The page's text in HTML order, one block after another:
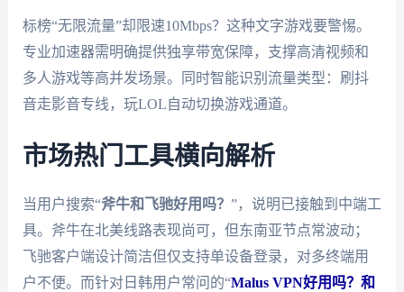
标榜“无限流量”却限速10Mbps？这种文字游戏要警惕。
专业加速器需明确提供独享带宽保障，支撑高清视频和
多人游戏等高并发场景。同时智能识别流量类型：刷抖
音走影音专线，玩LOL自动切换游戏通道。
市场热门工具横向解析
当用户搜索“斧牛和飞驰好用吗？ ”，说明已接触到中端工
具。斧牛在北美线路表现尚可，但东南亚节点常波动；
飞驰客户端设计简洁但仅支持单设备登录，对多终端用
户不便。而针对日韩用户常问的“Malus VPN好用吗？和